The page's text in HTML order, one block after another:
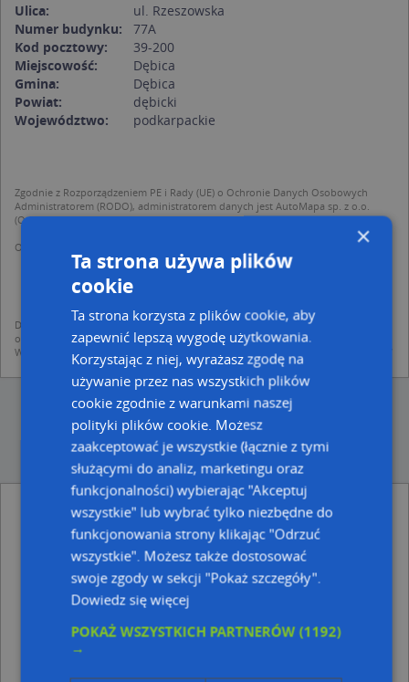
Ulica:
ul. Rzeszowska
Numer budynku:
77A
Kod pocztowy:
39-200
Miejscowość:
Dębica
Gmina:
Dębica
Powiat:
dębicki
Województwo:
podkarpackie
Zgodnie z Rozporządzeniem PE i Rady (UE) o Ochronie Danych Osobowych
Administratorem (RODO), administratorem danych jest AutoMapa sp. z o.o.
(Operator) z siedzibą w Warszawie przy ulicy Domaniewskiej 37.
Operator przetwarza dane osobowe w celu:
dodania ich do bazy Targeo oraz publikacji w wyszukiwarce firm i na
mapach (art. 6 ust. 1 lit. f RODO)
udostępniania danych o firmach partnerom biznesowym operatora (art.
Dane pochodzą z publicznych baz CEIDG, GUS, REGON, z firmowych stron www
oraz od podmiotów zewnętrznych.
Więcej informacji dot. RODO:
http://regulamin.automapa.pl/odo_przetwarzanie/
Biuro Księgowo Rachunkowe Grochola
Grochola - inne Finanse, Ubezpieczenia w
pobliżu
Decret, Grunwaldzka 25, 39-200 Dębica
Edyta Kłęczek wspólnik spółki Cywilnej: Biuro Usług
Księgowych i, Świętosława 48K, 39-200 Dębica
Doradztwo Finansowe, ul. Sienkiewicza 2, 39-200
×
Ta strona używa plików
cookie
Ta strona korzysta z plików cookie, aby
zapewnić lepszą wygodę użytkowania.
Korzystając z niej, wyrażasz zgodę na
używanie przez nas wszystkich plików
cookie zgodnie z warunkami naszej
polityki plików cookie. Możesz
zaakceptować je wszystkie (łącznie z tymi
służącymi do analiz, marketingu oraz
funkcjonalności) wybierając "Akceptuj
wszystkie" lub wybrać tylko niezbędne do
funkcjonowania strony klikając "Odrzuć
wszystkie". Możesz także dostosować
swoje zgody w sekcji "Pokaż szczegóły".
Dowiedz się więcej
POKAŻ WSZYSTKICH PARTNERÓW(1192)
→